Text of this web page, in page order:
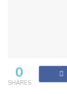
0
SHARES